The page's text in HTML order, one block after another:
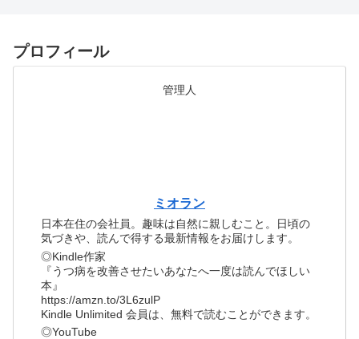
プロフィール
管理人
ミオラン
日本在住の会社員。趣味は自然に親しむこと。日頃の
気づきや、読んで得する最新情報をお届けします。
◎Kindle作家
『うつ病を改善させたいあなたへ一度は読んでほしい
本』
https://amzn.to/3L6zulP
Kindle Unlimited 会員は、無料で読むことができます。
◎YouTube